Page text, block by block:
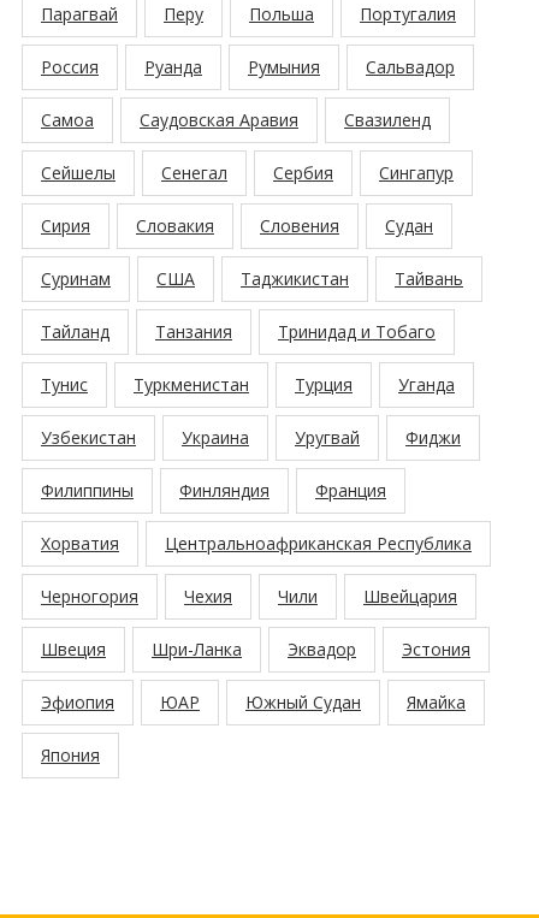
Парагвай Перу Польша Португалия
Россия Руанда Румыния Сальвадор
Самоа Саудовская Аравия Свазиленд
Сейшелы Сенегал Сербия Сингапур
Сирия Словакия Словения Судан
Суринам США Таджикистан Тайвань
Тайланд Танзания Тринидад и Тобаго
Тунис Туркменистан Турция Уганда
Узбекистан Украина Уругвай Фиджи
Филиппины Финляндия Франция
Хорватия Центральноафриканская Республика
Черногория Чехия Чили Швейцария
Швеция Шри-Ланка Эквадор Эстония
Эфиопия ЮАР Южный Судан Ямайка
Япония